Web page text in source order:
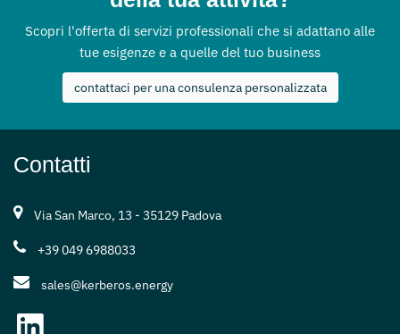
Scopri l'offerta di servizi professionali che si adattano alle
tue esigenze e a quelle del tuo business
contattaci per una consulenza personalizzata
Contatti
Via San Marco, 13 - 35129 Padova
+39 049 6988033
sales@kerberos.energy